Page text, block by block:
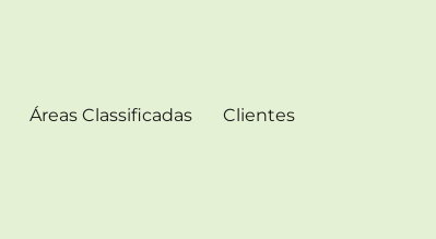
Áreas Classificadas Clientes